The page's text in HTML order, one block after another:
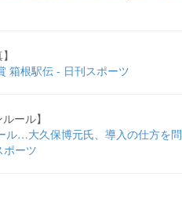
箱根駅伝 - 日刊スポーツ
ール】
ル…大久保博元氏、導入の仕方を問
ポーツ